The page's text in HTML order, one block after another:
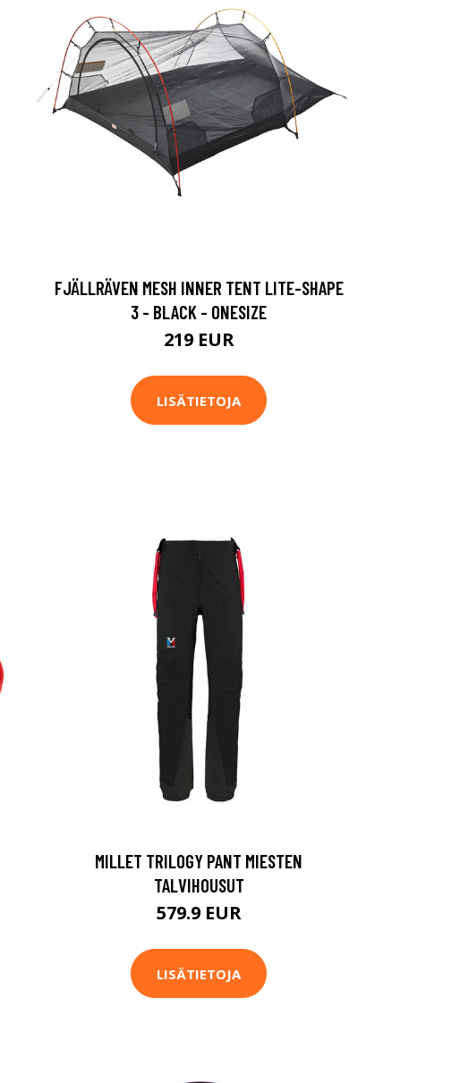
FJÄLLRÄVEN MESH INNER TENT LITE-SHAPE
3 - BLACK - ONESIZE
219 EUR
LISÄTIETOJA
MILLET TRILOGY PANT MIESTEN
TALVIHOUSUT
579.9 EUR
LISÄTIETOJA